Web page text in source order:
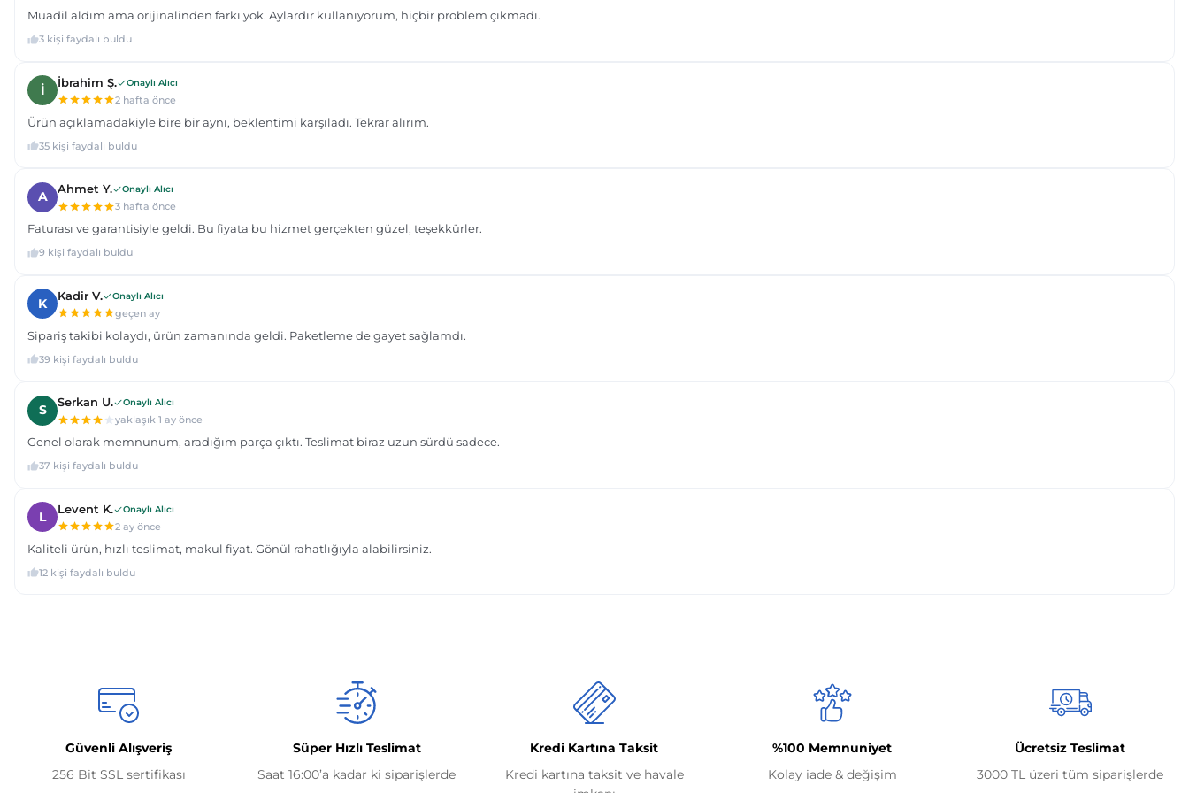
Güvenli Alışveriş
256 Bit SSL sertifikası
Süper Hızlı Teslimat
Saat 16:00’a kadar ki siparişlerde
Kredi Kartına Taksit
Kredi kartına taksit ve havale
%100 Memnuniyet
Kolay iade & değişim
Ücretsiz Teslimat
3000 TL üzeri tüm siparişlerde